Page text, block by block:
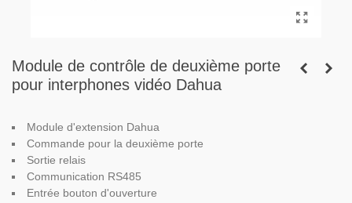
Module de contrôle de deuxième porte
pour interphones vidéo Dahua
Module d'extension Dahua
Commande pour la deuxième porte
Sortie relais
Communication RS485
Entrée bouton d'ouverture